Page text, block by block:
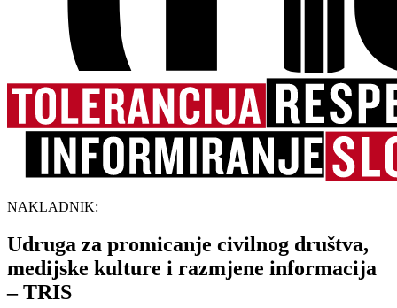
NAKLADNIK:
Udruga za promicanje civilnog društva,
medijske kulture i razmjene informacija
– TRIS